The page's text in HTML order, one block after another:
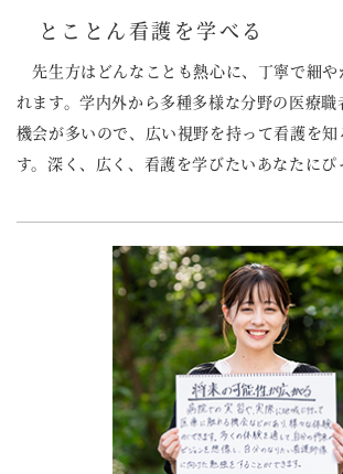
とことん看護を学べる
先生方はどんなことも熱心に、丁寧で細や
れます。学内外から多種多様な分野の医療職
機会が多いので、広い視野を持って看護を知
す。深く、広く、看護を学びたいあなたにぴ